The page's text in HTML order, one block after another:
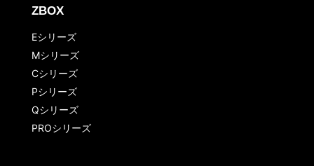
ZBOX
Eシリーズ
Mシリーズ
Cシリーズ
Pシリーズ
Qシリーズ
PROシリーズ